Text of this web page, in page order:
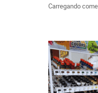
Carregando